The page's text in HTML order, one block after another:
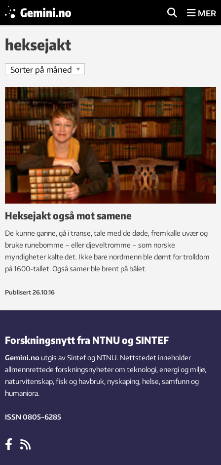
MER
heksejakt
Heksejakt også mot samene
De kunne ganne, gå i transe, tale med de døde, fremkalle uvær og
bruke runebomme – eller djeveltromme – som norske
myndigheter kalte det. Ikke bare nordmenn ble dømt for trolldom
på 1600-tallet. Også samer ble brent på bålet.
Publisert 26.10.16
Forskningsnytt fra NTNU og SINTEF
Gemini.no utgis av Sintef og NTNU. Nettstedet inneholder
allmennrettede forskningsnyheter om teknologi, energi og miljø,
naturvitenskap, fisk og havbruk, nyskaping, helse, samfunn og
humaniora.
ISSN 0805-6285